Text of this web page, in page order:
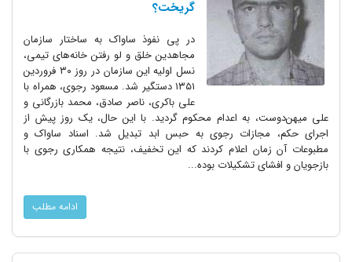
گریخت؟
در پی نفوذ ساواک به ساختار سازمان
مجاهدین خلق و لو رفتن خانه‌های تیمی،
نسل اولیه این سازمان در روز ۳۰ فروردین
۱۳۵۱ دستگیر شد. مسعود رجوی، همراه با
علی باکری، ناصر صادق، محمد بازرگانی و
علی میهن‌دوست، به اعدام محکوم گردید. با این حال، یک روز پیش از
اجرای حکم، مجازات رجوی به حبس ابد تبدیل شد. اسناد ساواک و
مطبوعات آن زمان اعلام کردند که این تخفیف، نتیجه همکاری رجوی با
بازجویان و افشای تشکیلات بوده...
ادامه مطلب